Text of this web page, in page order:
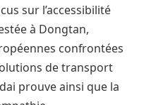
sur l’accessibilité
à Dongtan,
confrontées
de transport
prouve ainsi que la